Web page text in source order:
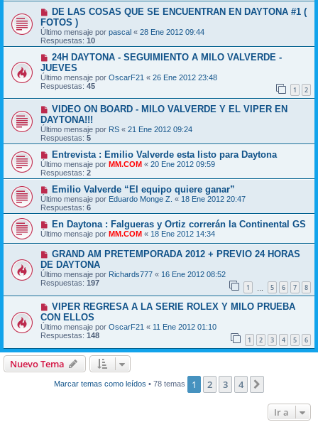
DE LAS COSAS QUE SE ENCUENTRAN EN DAYTONA #1 (
FOTOS )
Último mensaje por pascal « 28 Ene 2012 09:44
Respuestas: 10
24H DAYTONA - SEGUIMIENTO A MILO VALVERDE -
JUEVES
Último mensaje por OscarF21 « 26 Ene 2012 23:48
Respuestas: 45 1 2
VIDEO ON BOARD - MILO VALVERDE Y EL VIPER EN
DAYTONA!!!
Último mensaje por RS « 21 Ene 2012 09:24
Respuestas: 5
Entrevista : Emilio Valverde esta listo para Daytona
Último mensaje por MM.COM « 20 Ene 2012 09:59
Respuestas: 2
Emilio Valverde “El equipo quiere ganar”
Último mensaje por Eduardo Monge Z. « 18 Ene 2012 20:47
Respuestas: 6
En Daytona : Falgueras y Ortiz correrán la Continental GS
Último mensaje por MM.COM « 18 Ene 2012 14:34
GRAND AM PRETEMPORADA 2012 + PREVIO 24 HORAS
DE DAYTONA
Último mensaje por Richards777 « 16 Ene 2012 08:52
Respuestas: 197 1 5 6 7 8
VIPER REGRESA A LA SERIE ROLEX Y MILO PRUEBA
CON ELLOS
Último mensaje por OscarF21 « 11 Ene 2012 01:10
Respuestas: 148 1 2 3 4 5 6
Nuevo Tema
Marcar temas como leídos • 78 temas 1 2 3 4
Ir a